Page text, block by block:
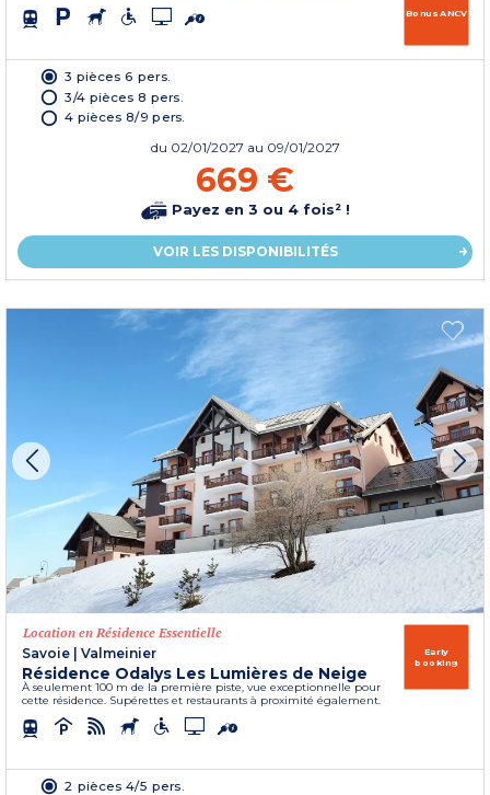
Bonus ANCV
3 pièces 6 pers.
3/4 pièces 8 pers.
4 pièces 8/9 pers.
du 02/01/2027 au 09/01/2027
669 €
Payez en 3 ou 4 fois² !
VOIR LES DISPONIBILITÉS
Location en Résidence Essentielle
Savoie
Valmeinier
Résidence Odalys Les Lumières de Neige
À seulement 100 m de la première piste, vue exceptionnelle pour
cette résidence. Supérettes et restaurants à proximité également.
Early
booking
2 pièces 4/5 pers.